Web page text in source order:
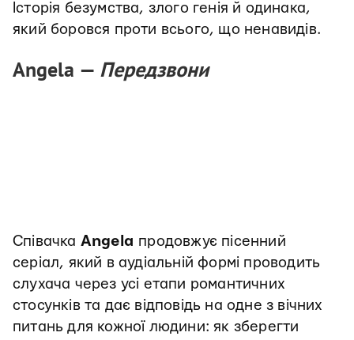
Історія безумства, злого генія й одинака,
який боровся проти всього, що ненавидів.
Angela — Передзвони
Співачка Angela продовжує пісенний
серіал, який в аудіальній формі проводить
слухача через усі етапи романтичних
стосунків та дає відповідь на одне з вічних
питань для кожної людини: як зберегти